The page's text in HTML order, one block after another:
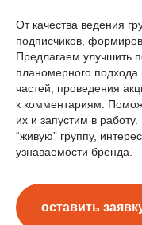
От качества ведения
подписчиков,
Предлагаем улучшить
планомерного подхода
частей, проведения
к комментариям.
их и запустим в
“живую” группу,
узнаваемости бренда.
оставить